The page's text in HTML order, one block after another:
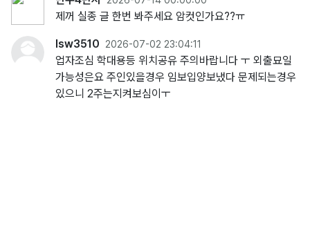
제꺼 실종 글 한번 봐주세요 암컷인가요??ㅠ
lsw3510 2026-07-02 23:04:11
업자조심 학대용등 위치공유 주의바랍니다 ㅜ 외출묘일
가능성은요 주인있을경우 임보입양보냈다 문제되는경우
있으니 2주는지켜보심이ㅜ